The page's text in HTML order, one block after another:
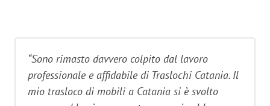
“Sono rimasto davvero colpito dal lavoro
professionale e affidabile di Traslochi Catania. Il
mio trasloco di mobili a Catania si è svolto